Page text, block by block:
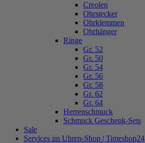
Creolen
Ohrstecker
Ohrklemmen
Ohrhänger
Ringe
Gr. 52
Gr. 50
Gr. 54
Gr. 56
Gr. 58
Gr. 62
Gr. 64
Herrenschmuck
Schmuck Geschenk-Sets
Sale
Services im Uhren-Shop | Timeshop24